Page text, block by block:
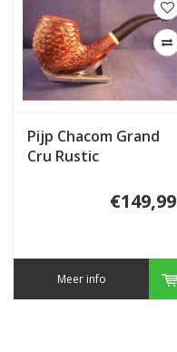
Pijp Chacom Grand
Cru Rustic
€149,99
Meer info